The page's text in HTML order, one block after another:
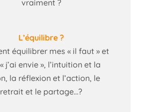
vraiment ?
L’équilibre ?
équilibrer mes « il faut » et
j’ai envie », l’intuition et la
la réflexion et l’action, le
retrait et le partage…?